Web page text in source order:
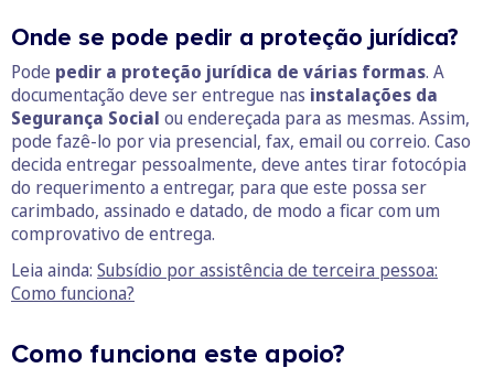
Onde se pode pedir a proteção jurídica?
Pode pedir a proteção jurídica de várias formas. A
documentação deve ser entregue nas instalações da
Segurança Social ou endereçada para as mesmas. Assim,
pode fazê-lo por via presencial, fax, email ou correio. Caso
decida entregar pessoalmente, deve antes tirar fotocópia
do requerimento a entregar, para que este possa ser
carimbado, assinado e datado, de modo a ficar com um
comprovativo de entrega.
Leia ainda: Subsídio por assistência de terceira pessoa:
Como funciona?
Como funciona este apoio?